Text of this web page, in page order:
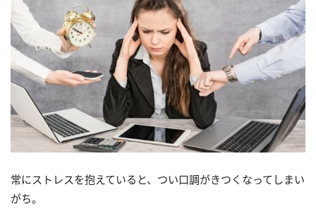
常にストレスを抱えていると、つい口調がきつくなってしまい
がち。